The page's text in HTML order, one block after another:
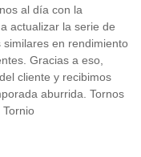
al día con la
actualizar la serie de
en rendimiento
Gracias a eso,
cliente y recibimos
aburrida. Tornos